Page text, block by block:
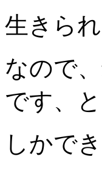
生きら
なので
です、
しかで